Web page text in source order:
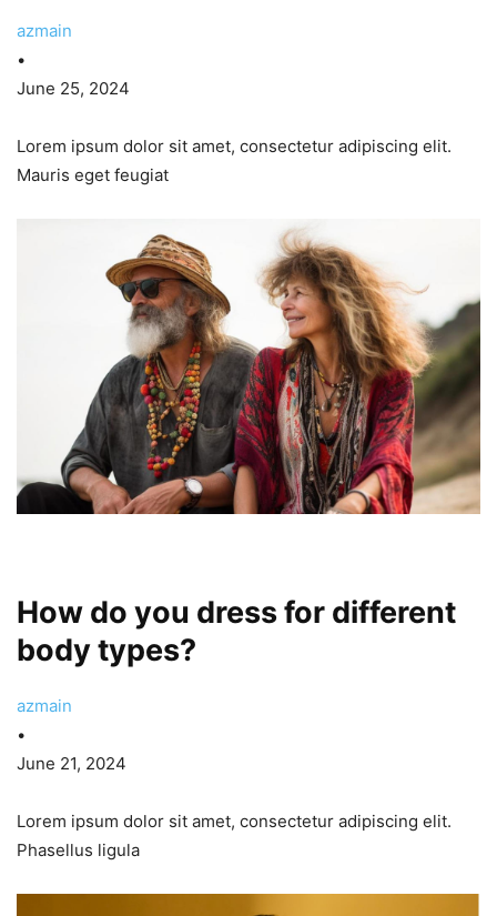
azmain
•
June 25, 2024
Lorem ipsum dolor sit amet, consectetur adipiscing elit.
Mauris eget feugiat
How do you dress for different
body types?
azmain
•
June 21, 2024
Lorem ipsum dolor sit amet, consectetur adipiscing elit.
Phasellus ligula